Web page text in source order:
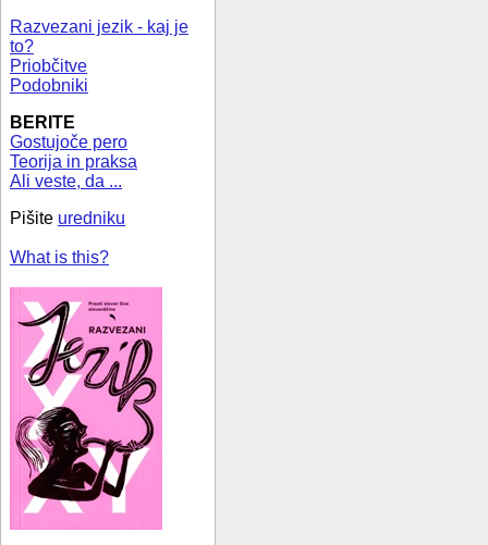
Razvezani jezik - kaj je
to?
Priobčitve
Podobniki
BERITE
Gostujoče pero
Teorija in praksa
Ali veste, da ...
Pišite uredniku
What is this?